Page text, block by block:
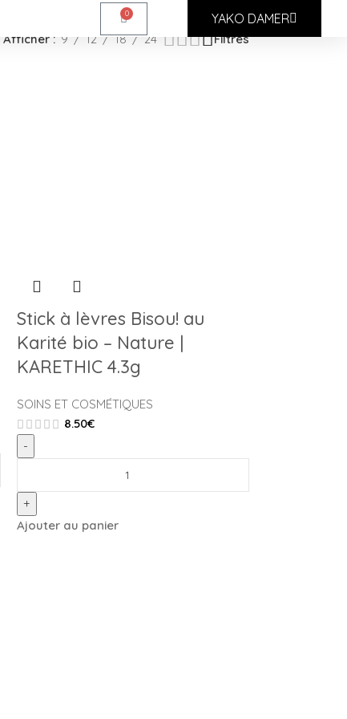
0 YAKO DAMER
Afficher 9 12 18 24 Filtres
Stick à lèvres Bisou! au
Karité bio – Nature |
KARETHIC 4.3g
SOINS ET COSMÉTIQUES
8.50€
-
+
Ajouter au panier